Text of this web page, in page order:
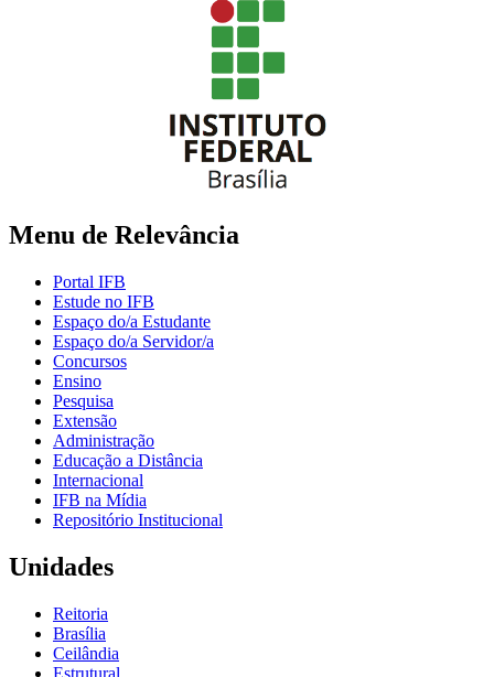
Menu de Relevância
Portal IFB
Estude no IFB
Espaço do/a Estudante
Espaço do/a Servidor/a
Concursos
Ensino
Pesquisa
Extensão
Administração
Educação a Distância
Internacional
IFB na Mídia
Repositório Institucional
Unidades
Reitoria
Brasília
Ceilândia
Estrutural